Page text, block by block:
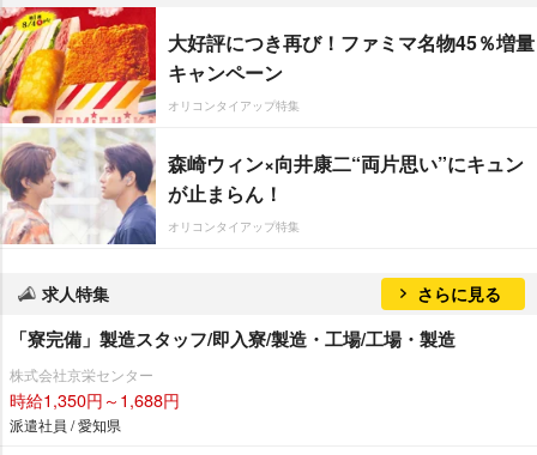
大好評につき再び！ファミマ名物45％増量
キャンペーン
オリコンタイアップ特集
森崎ウィン×向井康二“両片思い”にキュン
が止まらん！
オリコンタイアップ特集
求人特集 さらに見る
「寮完備」製造スタッフ/即入寮/製造・工場/工場・製造
株式会社京栄センター
時給1,350円～1,688円
派遣社員 / 愛知県